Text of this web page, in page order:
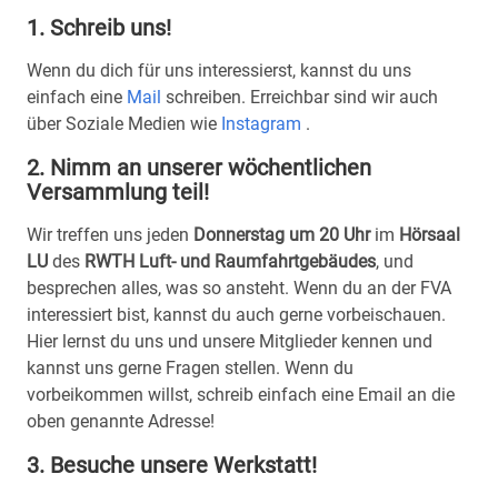
1. Schreib uns!
Wenn du dich für uns interessierst, kannst du uns
einfach eine Mail schreiben. Erreichbar sind wir auch
über Soziale Medien wie Instagram .
2. Nimm an unserer wöchentlichen
Versammlung teil!
Wir treffen uns jeden Donnerstag um 20 Uhrim Hörsaal
LU des RWTH Luft- und Raumfahrtgebäudes, und
besprechen alles, was so ansteht. Wenn du an der FVA
interessiert bist, kannst du auch gerne vorbeischauen.
Hier lernst du uns und unsere Mitglieder kennen und
kannst uns gerne Fragen stellen. Wenn du
vorbeikommen willst, schreib einfach eine Email an die
oben genannte Adresse!
3. Besuche unsere Werkstatt!